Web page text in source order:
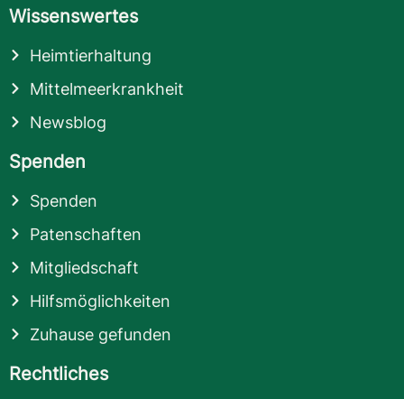
Wissenswertes
Heimtierhaltung
Mittelmeerkrankheit
Newsblog
Spenden
Spenden
Patenschaften
Mitgliedschaft
Hilfsmöglichkeiten
Zuhause gefunden
Rechtliches